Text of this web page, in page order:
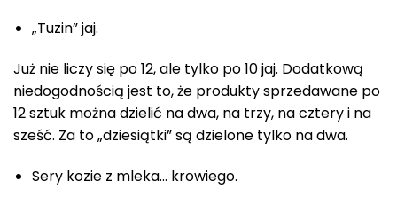
„Tuzin” jaj.
Już nie liczy się po 12, ale tylko po 10 jaj. Dodatkową
niedogodnością jest to, że produkty sprzedawane po
12 sztuk można dzielić na dwa, na trzy, na cztery i na
sześć. Za to „dziesiątki” są dzielone tylko na dwa.
Sery kozie z mleka… krowiego.